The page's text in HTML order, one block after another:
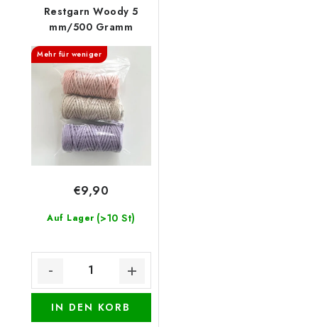
Restgarn Woody 5
mm/500 Gramm
Mehr für weniger
Auf Lager (>10 St)
€9,90
IN DEN KORB